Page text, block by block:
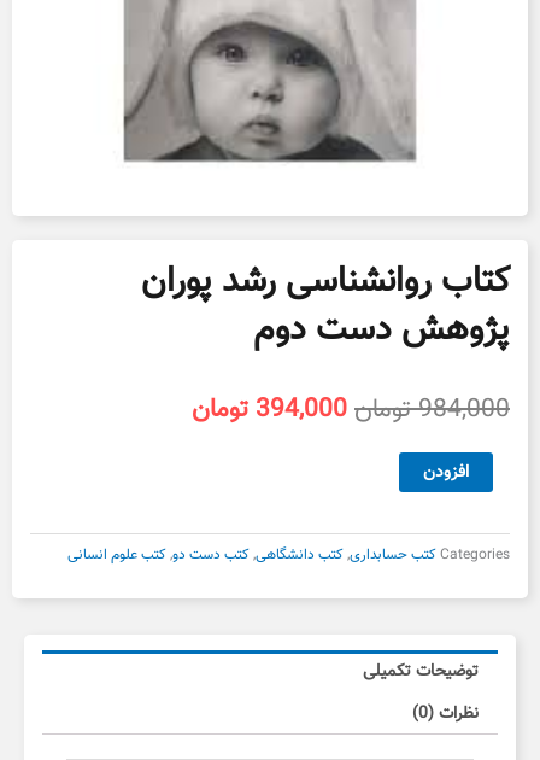
کتاب روانشناسی رشد پوران
پژوهش دست دوم
984,000تومانقیمت
394,000 تومان
روانشناسی
پوران
پژوهش
دست
عدد
افزودن
Categoriesکتب حسابداری,کتب دانشگاهی,کتب دست دو,کتب علوم انسانی
توضیحات تکمیلی
نظرات (0)